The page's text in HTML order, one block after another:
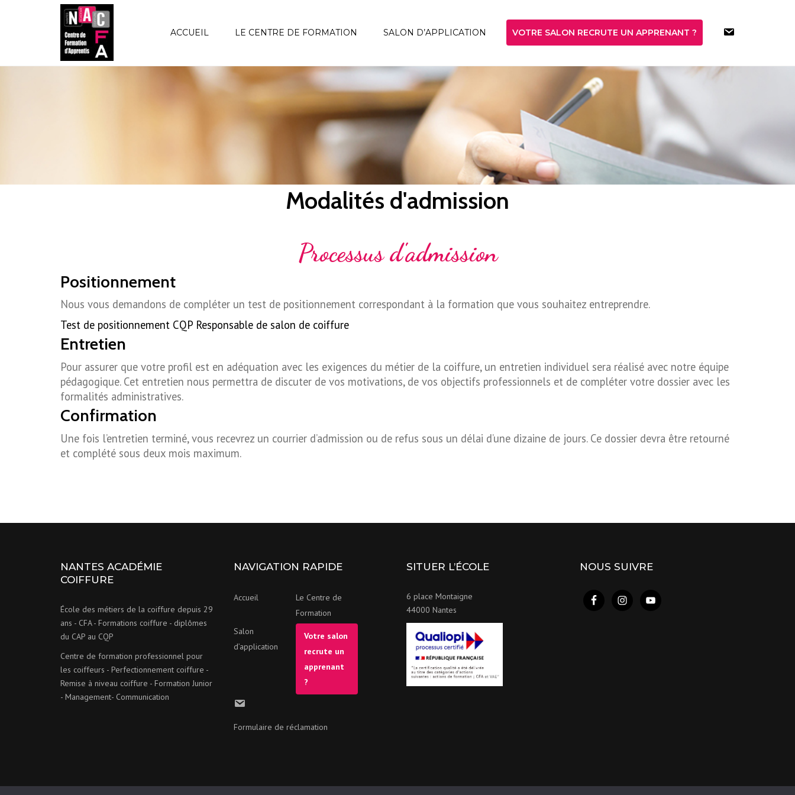
ACCUEIL
CHARTE QUALITÉ NAC
LE CENTRE DE FORMATION
MODALITÉS
NAC PRO FORMATION
NOS FORMATIONS
SALON D’APPLICATION VOTRE SALON RECRUTE UN APPRENANT ?
Modalités d'admission
Processus d'admission
Positionnement
Nous vous demandons de compléter un test de positionnement correspondant à la formation que vous souhaitez entreprendre.
Test de positionnement CQP Responsable de salon de coiffure
Entretien
Pour assurer que votre profil est en adéquation avec les exigences du métier de la coiffure, un entretien individuel sera réalisé avec notre équipe
pédagogique. Cet entretien nous permettra de discuter de vos motivations, de vos objectifs professionnels et de compléter votre dossier avec les
formalités administratives.
Confirmation
Une fois l’entretien terminé, vous recevrez un courrier d’admission ou de refus sous un délai d’une dizaine de jours. Ce dossier devra être retourné
et complété sous deux mois maximum.
NANTES ACADÉMIE
COIFFURE
École des métiers de la coiffure depuis 29
ans - CFA - Formations coiffure - diplômes
du CAP au CQP
Centre de formation professionnel pour
les coiffeurs - Perfectionnement coiffure -
Remise à niveau coiffure - Formation Junior
- Management- Communication
NAVIGATION RAPIDE
Accueil
Le Centre de
Formation
Salon
d’application
Votre salon
recrute un
apprenant
?
Formulaire de réclamation
SITUER L’ÉCOLE
6 place Montaigne
44000 Nantes
NOUS SUIVRE